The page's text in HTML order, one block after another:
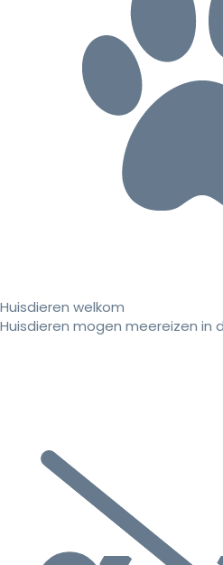
Huisdieren welkom
Huisdieren mogen meereizen in